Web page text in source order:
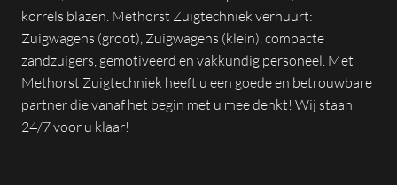
korrels blazen. Methorst Zuigtechniek verhuurt:
Zuigwagens (groot), Zuigwagens (klein), compacte
zandzuigers, gemotiveerd en vakkundig personeel. Met
Methorst Zuigtechniek heeft u een goede en betrouwbare
partner die vanaf het begin met u mee denkt! Wij staan
24/7 voor u klaar!